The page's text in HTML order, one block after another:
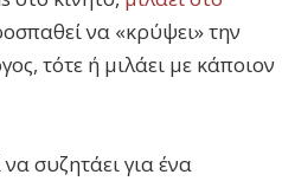
να «κρύψει» την
τότε ή μιλάει με κάποιον
συζητάει για ένα